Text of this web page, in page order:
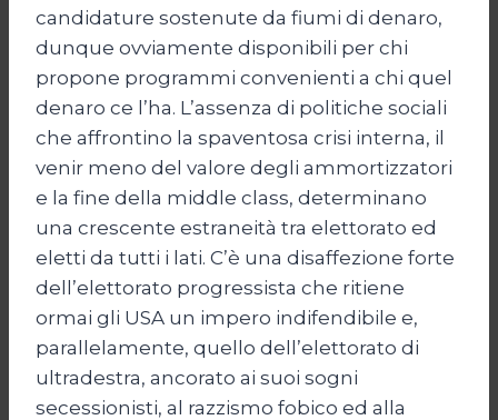
candidature sostenute da fiumi di denaro,
dunque ovviamente disponibili per chi
propone programmi convenienti a chi quel
denaro ce l’ha. L’assenza di politiche sociali
che affrontino la spaventosa crisi interna, il
venir meno del valore degli ammortizzatori
e la fine della middle class, determinano
una crescente estraneità tra elettorato ed
eletti da tutti i lati. C’è una disaffezione forte
dell’elettorato progressista che ritiene
ormai gli USA un impero indifendibile e,
parallelamente, quello dell’elettorato di
ultradestra, ancorato ai suoi sogni
secessionisti, al razzismo fobico ed alla